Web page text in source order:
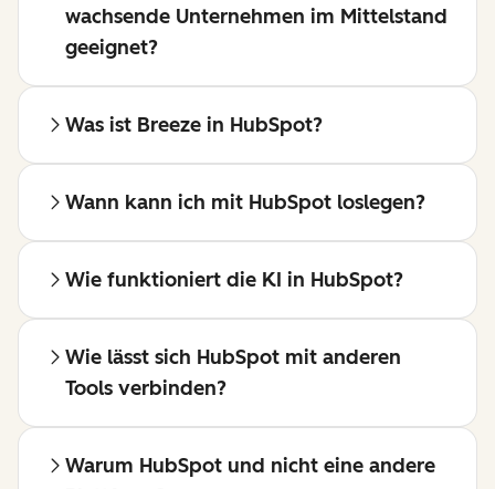
wachsende Unternehmen im Mittelstand
geeignet?
Was ist Breeze in HubSpot?
Wann kann ich mit HubSpot loslegen?
Wie funktioniert die KI in HubSpot?
Wie lässt sich HubSpot mit anderen
Tools verbinden?
Warum HubSpot und nicht eine andere